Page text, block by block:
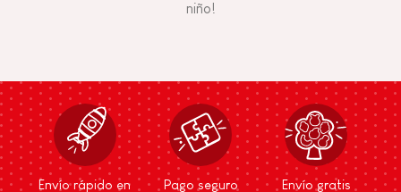
niño!
Envío rápido en
Pago seguro
Envío gratis